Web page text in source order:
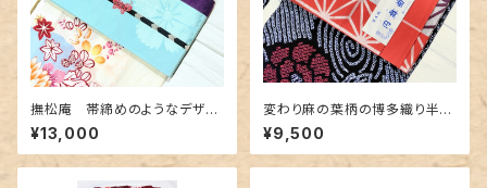
撫松庵 帯締めのようなデザイ
ン半幅帯 水色&紫色
¥13,000
変わり麻の葉柄の博多織り半幅
帯 未使用品
¥9,500